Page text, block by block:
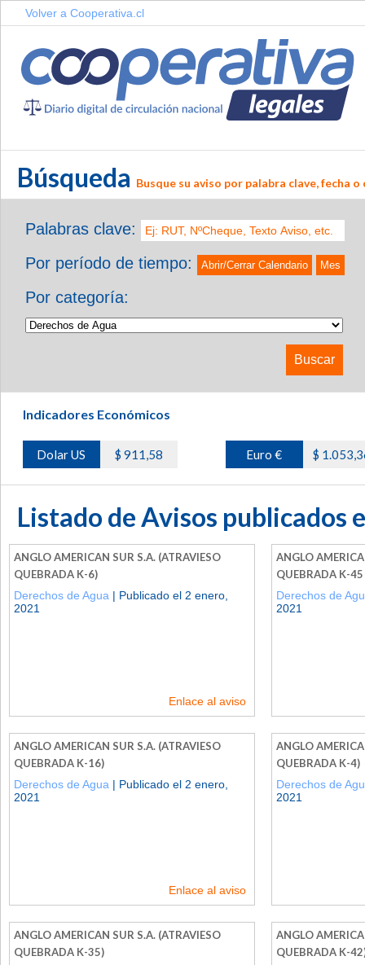
Volver a Cooperativa.cl
Búsqueda Busque su aviso por palabra clave, fecha
Palabras clave:
Por período de tiempo:
Abrir/Cerrar Calendario Mes
Por categoría:
Indicadores Económicos
Dolar US $ 911,58 Euro € $
Listado de Avisos publicados
ANGLO AMERICAN SUR S.A. (ATRAVIESO
QUEBRADA K-6)
Derechos de Agua | Publicado el 2 enero,
2021
Enlace al aviso
ANGLO
QUEBRADA K-
Derechos de
2021
ANGLO AMERICAN SUR S.A. (ATRAVIESO
QUEBRADA K-16)
Derechos de Agua | Publicado el 2 enero,
2021
Enlace al aviso
ANGLO
QUEBRADA K-4)
Derechos de
2021
ANGLO AMERICAN SUR S.A. (ATRAVIESO
QUEBRADA K-35)
ANGLO
QUEBRADA K-